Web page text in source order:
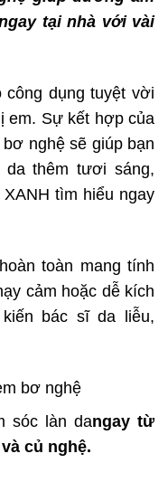
tại nhà với vài
dụng tuyệt vời
em. Sự kết hợp của
nghệ sẽ giúp bạn
thêm tươi sáng,
tìm hiểu ngay
toàn mang tính
cảm hoặc dễ kích
bác sĩ da liễu,
bơ nghệ
sóc làn dangay từ
củ nghệ.